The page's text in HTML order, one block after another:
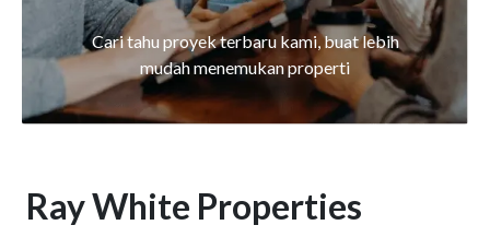
Cari tahu proyek terbaru kami, buat lebih
mudah menemukan properti
Ray White Properties